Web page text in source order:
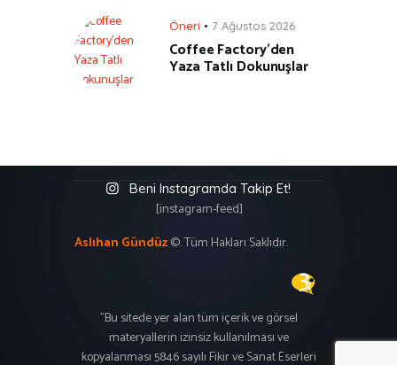
Öneri 7 Ağustos 2026
Coffee Factory’den
Yaza Tatlı Dokunuşlar
Beni Instagramda Takip Et!
[instagram-feed]
Aslıhan Gündüz©. Tüm Hakları Saklıdır.
"Bu sitede yer alan tüm içerik ve görsel
materyallerin izinsiz kullanılması ve
kopyalanması 5846 sayılı Fikir ve Sanat Eserleri